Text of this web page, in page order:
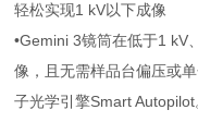
轻松实现1 kV以下成像
•Gemini 3镜筒在低于1 kV
像，且无需样品台偏压或
子光学引擎Smart Autopilot